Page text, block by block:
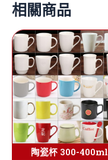
相關商品
陶瓷杯 300-400ml